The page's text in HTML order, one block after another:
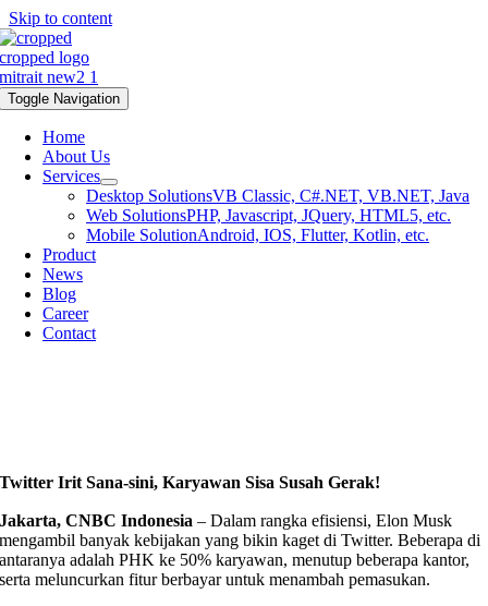
Skip to content
Toggle Navigation
Home
About Us
Services
Desktop SolutionsVB Classic, C#.NET, VB.NET, Java
Web SolutionsPHP, Javascript, JQuery, HTML5, etc.
Mobile SolutionAndroid, IOS, Flutter, Kotlin, etc.
Product
News
Blog
Career
Contact
Twitter Irit Sana-sini, Karyawan Sisa Susah Gerak!
Jakarta, CNBC Indonesia – Dalam rangka efisiensi, Elon Musk
mengambil banyak kebijakan yang bikin kaget di Twitter. Beberapa di
antaranya adalah PHK ke 50% karyawan, menutup beberapa kantor,
serta meluncurkan fitur berbayar untuk menambah pemasukan.